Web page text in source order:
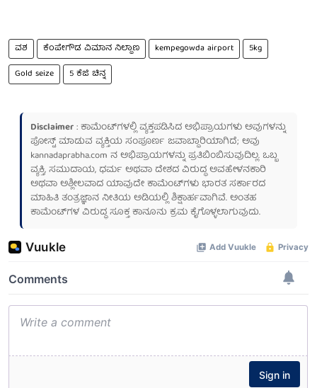
ವಶ ಕೆಂಪೇಗೌಡ ವಿಮಾನ ನಿಲ್ದಾಣ kempegowda airport
5kg
Gold seize
5 ಕೆಜಿ ಚಿನ್ನ
Disclaimer: ಕಾಮೆಂಟ್‌ಗಳಲ್ಲಿ ವ್ಯಕ್ತಪಡಿಸಿದ ಅಭಿಪ್ರಾಯಗಳು ಅವುಗಳನ್ನು
ಪೋಸ್ಟ್ ಮಾಡುವ ವ್ಯಕ್ತಿಯ ಸಂಪೂರ್ಣ ಜವಾಬ್ದಾರಿಯಾಗಿದೆ; ಅವು
kannadaprabha.com ನ ಅಭಿಪ್ರಾಯಗಳನ್ನು ಪ್ರತಿಬಿಂಬಿಸುವುದಿಲ್ಲ. ಒಬ್ಬ
ವ್ಯಕ್ತಿ, ಸಮುದಾಯ, ಧರ್ಮ ಅಥವಾ ದೇಶದ ವಿರುದ್ಧ ಅವಹೇಳನಕಾರಿ
ಅಥವಾ ಅಶ್ಲೀಲವಾದ ಯಾವುದೇ ಕಾಮೆಂಟ್‌ಗಳು ಭಾರತ ಸರ್ಕಾರದ
ಮಾಹಿತಿ ತಂತ್ರಜ್ಞಾನ ನೀತಿಯ ಅಡಿಯಲ್ಲಿ ಶಿಕ್ಷಾರ್ಹವಾಗಿವೆ. ಅಂತಹ
ಕಾಮೆಂಟ್‌ಗಳ ವಿರುದ್ಧ ಸೂಕ್ತ ಕಾನೂನು ಕ್ರಮ ಕೈಗೊಳ್ಳಲಾಗುವುದು.